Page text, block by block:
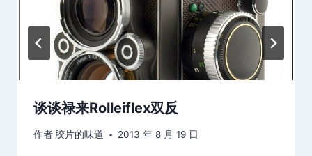
谈谈禄来Rolleiflex双反
作者 胶片的味道 2013 年 8 月 19 日